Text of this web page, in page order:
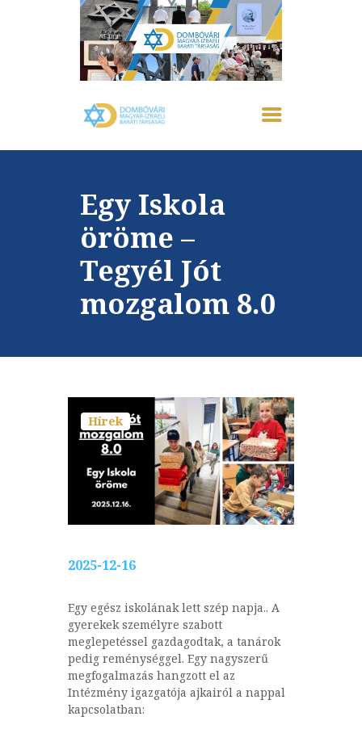
Egy Iskola
öröme –
Tegyél Jót
mozgalom 8.0
FŐOLDAL
IZRAELRŐL
AKTUÁLIS
EMLÉKHÁZ
GALÉRIA
PROGRAMOK
KAPCSOLAT
Hírek
2025-12-16
Egy egész iskolának lett szép napja.. A
gyerekek személyre szabott
meglepetéssel gazdagodtak, a tanárok
pedig reménységgel. Egy nagyszerű
megfogalmazás hangzott el az
Intézmény igazgatója ajkairól a nappal
kapcsolatban: